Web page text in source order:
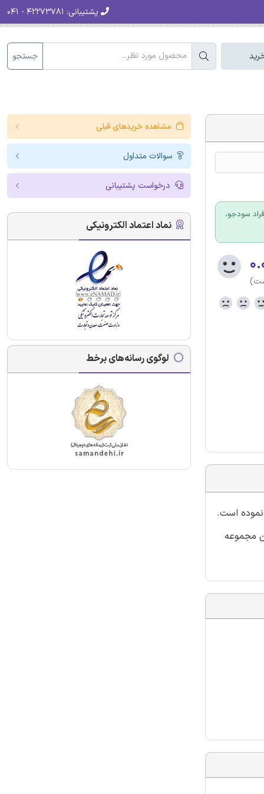
پشتیبانی:
جستجو
سودجو،
نموده است.
مجموعه
مشاهده خریدهای قبلی
سوالات متداول
درخواست پشتیبانی
نماد اعتماد الکترونیکی
لوگوی رسانه‌های برخط